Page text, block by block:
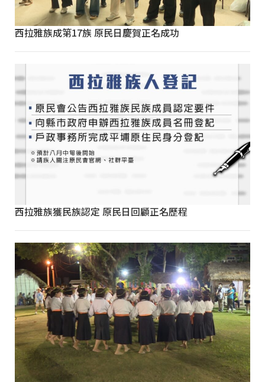
西拉雅族成第17族 原民日慶賀正名成功
西拉雅族獲民族認定 原民日回顧正名歷程